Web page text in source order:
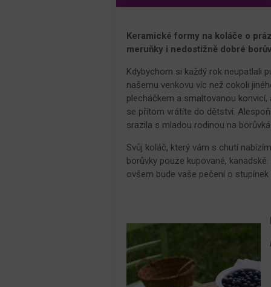
Keramické formy na koláče o
meruňky i nedostižně dobré
Kdybychom si každý rok neupatlali
našemu venkovu víc než cokoli
plecháčkem a smaltovanou
se přitom vrátíte do dětství.
srazila s mladou rodinou na
Svůj koláč, který vám s chutí
borůvky pouze kupované,
ovšem bude vaše pečení o stupínek